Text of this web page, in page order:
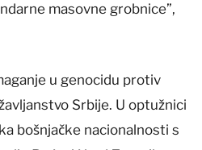
masovne grobnice”,
u genocidu protiv
Srbije. U optužnici
bošnjačke nacionalnosti s